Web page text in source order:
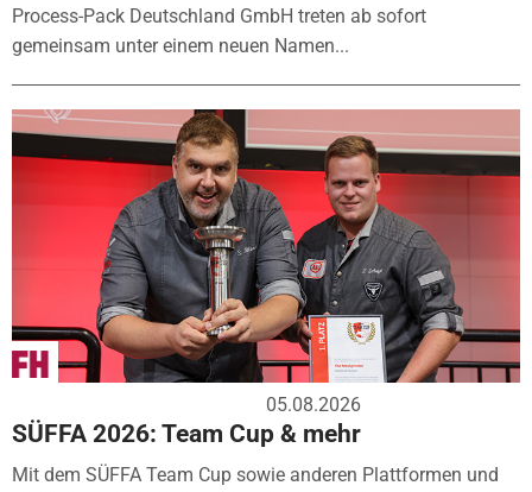
Process-Pack Deutschland GmbH treten ab sofort
gemeinsam unter einem neuen Namen...
05.08.2026
SÜFFA 2026: Team Cup & mehr
Mit dem SÜFFA Team Cup sowie anderen Plattformen und